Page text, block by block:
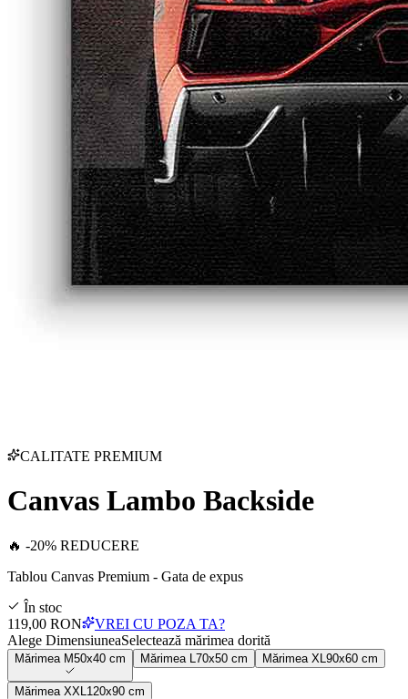
CALITATE PREMIUM
Canvas Lambo Backside
🔥 -20% REDUCERE
Tablou Canvas Premium - Gata de expus
În stoc
119,00 RON
VREI CU POZA TA?
Alege DimensiuneaSelectează mărimea dorită
Mărimea M50x40 cm Mărimea 70x50 cm Mărimea XL 90x60 cm
Mărimea XXL 120x90 cm